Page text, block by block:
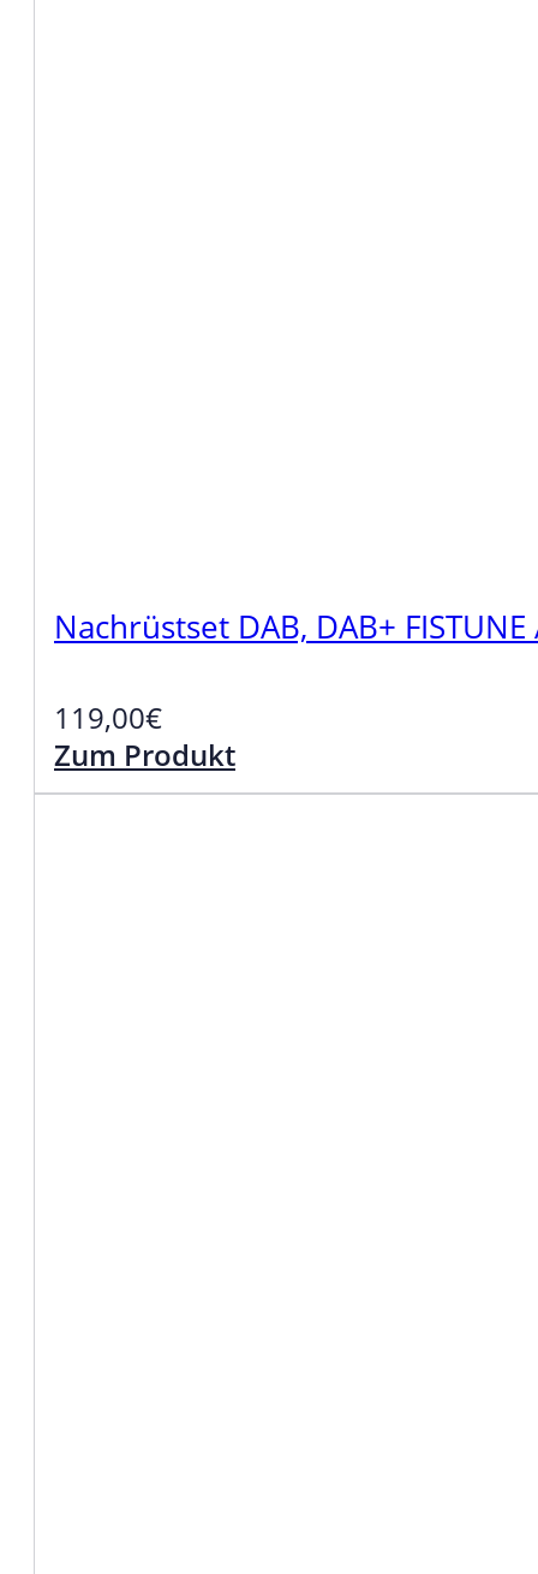
Nachrüstset DAB, DAB+
119,00€
Zum Produkt